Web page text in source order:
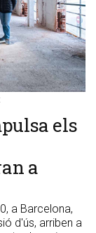
els
a
a Barcelona,
d'ús, arriben a